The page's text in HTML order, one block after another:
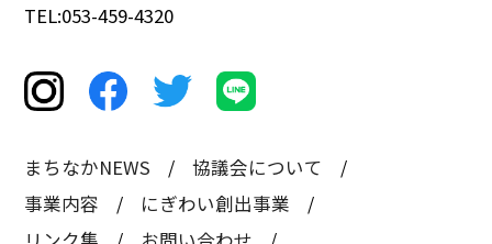
TEL:053-459-4320
まちなかNEWS
協議会について
事業内容
にぎわい創出事業